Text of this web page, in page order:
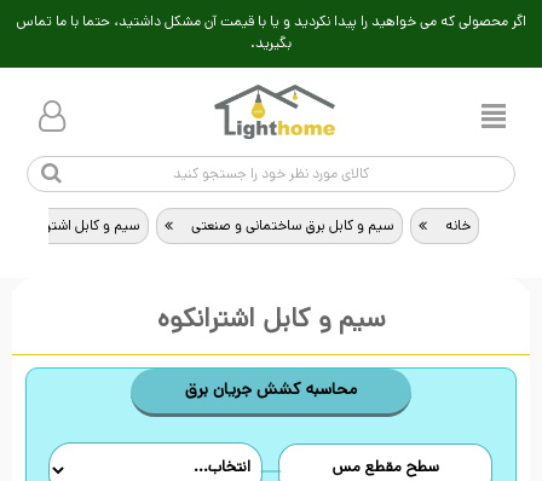
اگر محصولی که می خواهید را پیدا نکردید و یا با قیمت آن مشکل داشتید، حتما با ما تماس
بگیرید.
خانه > سیم و کابل برق ساختمانی و صنعتی > سیم و کابل اشترانکوه
سیم و کابل اشترانکوه
محاسبه کشش جریان برق
سطح مقطع مس